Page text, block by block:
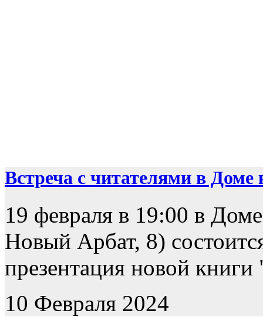
Встреча с читателями в Доме
19 февраля в 19:00 в
Новый Арбат, 8)
презентация новой
10 Февраля 2024